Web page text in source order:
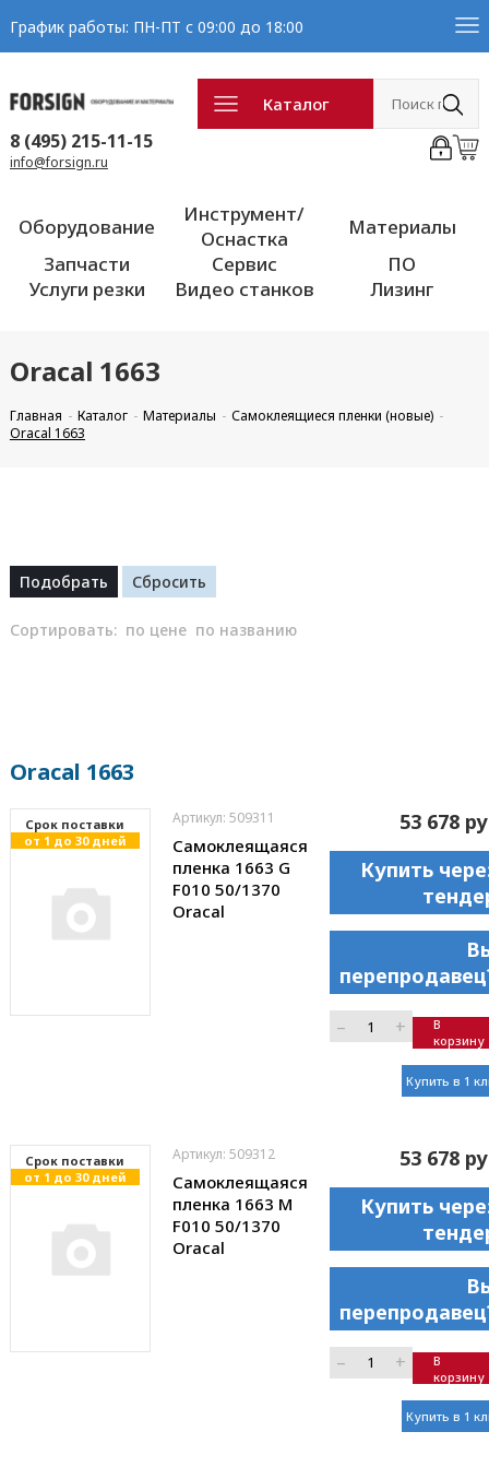
График работы: ПН-ПТ с 09:00 до 18:00
Каталог
8 (495) 215-11-15
info@forsign.ru
Оборудование
Инструмент/
Оснастка
Материалы
Запчасти
Сервис
ПО
Услуги резки
Видео станков Лизинг
Oracal 1663
Главная Каталог Материалы
Самоклеящиеся пленки (новые)
Oracal 1663
Сортировать: по цене по названию
Oracal 1663
Cрок поставки
от 1 до 30 дней
Артикул: 509311
Самоклеящаяся
пленка 1663 G
F010 50/1370
Oracal
53 678
Купить
– +
В
корзину
Купить в 1
Cрок поставки
от 1 до 30 дней
Артикул: 509312
Самоклеящаяся
пленка 1663 М
F010 50/1370
Oracal
53 678
Купить
– +
В
корзину
Купить в 1